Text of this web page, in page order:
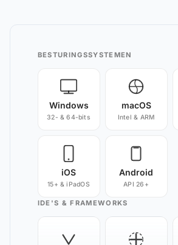
BESTURINGSSYSTEMEN
Windows
32- & 64-bits
macOS
Intel & ARM
iOS
15+ & iPadOS
Android
API 26+
IDE'S & FRAMEWORKS